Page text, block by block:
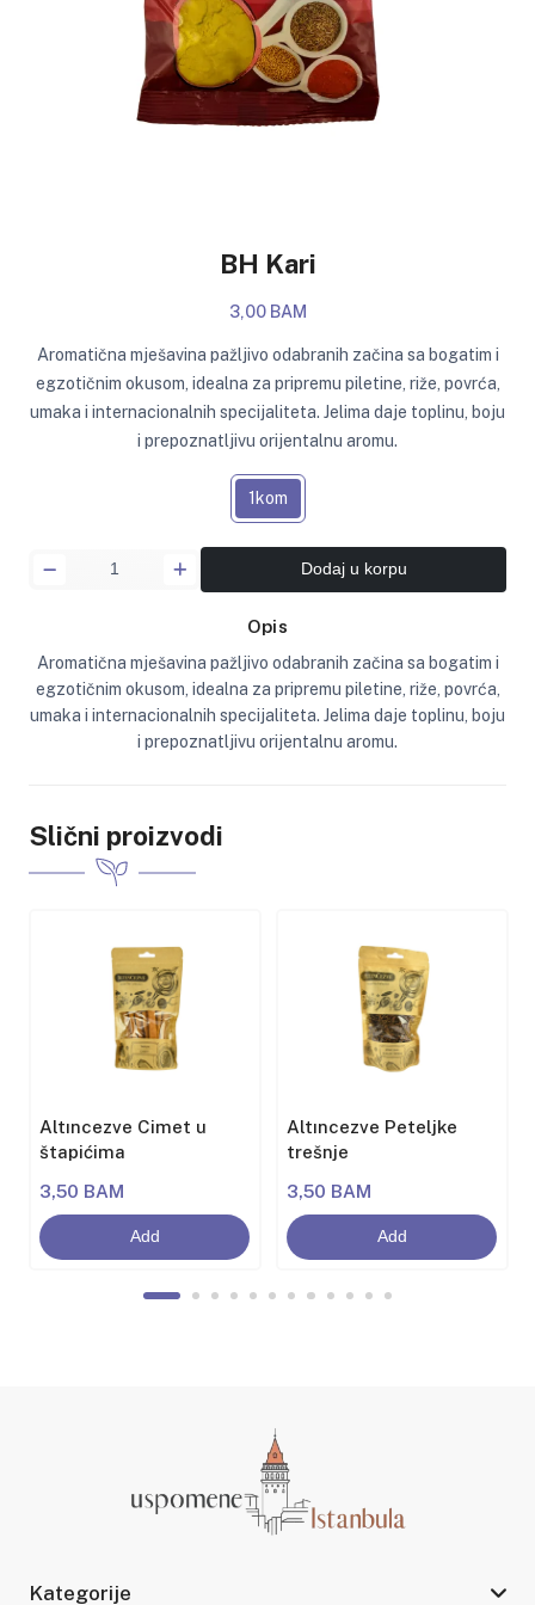
BH Kari
3,00 BAM
Aromatična mješavina pažljivo odabranih začina sa bogatim i
egzotičnim okusom, idealna za pripremu piletine, riže, povrća,
umaka i internacionalnih specijaliteta. Jelima daje toplinu, boju
i prepoznatljivu orijentalnu aromu.
1kom
Dodaj u korpu
Opis
Aromatična mješavina pažljivo odabranih začina sa bogatim i
egzotičnim okusom, idealna za pripremu piletine, riže, povrća,
umaka i internacionalnih specijaliteta. Jelima daje toplinu, boju
i prepoznatljivu orijentalnu aromu.
Slični proizvodi
Altıncezve Cimet u
štapićima
3,50 BAM
Add
Altıncezve Peteljke
trešnje
3,50 BAM
Add
Kategorije